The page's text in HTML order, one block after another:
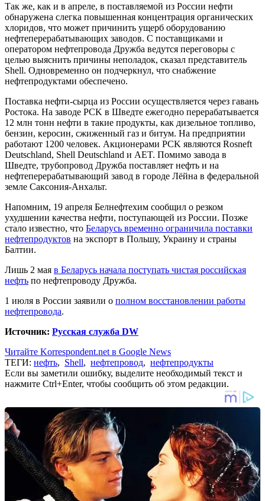
Так же, как и в апреле, в поставляемой из России нефти
обнаружена слегка повышенная концентрация органических
хлоридов, что может причинить ущерб оборудованию
нефтеперерабатывающих заводов. С поставщиками и
оператором нефтепровода Дружба ведутся переговоры с
целью выяснить причины неполадок, сказал представитель
Shell. Одновременно он подчеркнул, что снабжение
нефтепродуктами обеспечено.
Поставка нефти-сырца из России осуществляется через гавань
Ростока. На заводе PCK в Шведте ежегодно перерабатывается
12 млн тонн нефти в такие продукты, как дизельное топливо,
бензин, керосин, сжиженный газ и битум. На предприятии
работают 1200 человек. Акционерами PCK являются Rosneft
Deutschland, Shell Deutschland и AET. Помимо завода в
Шведте, трубопровод Дружба поставляет нефть и на
нефтеперерабатывающий завод в городе Лёйна в федеральной
земле Саксония-Анхальт.
Напомним, 19 апреля Белнефтехим сообщил о резком
ухудшении качества нефти, поступающей из России. Позже
стало известно, что Беларусь временно ограничила поставки
нефтепродуктов на экспорт в Польшу, Украину и страны
Балтии.
Лишь 2 мая в Беларусь начала поступать чистая российская
нефть по нефтепроводу Дружба.
1 июля в России заявили о полном восстановлении работы
нефтепровода.
Источник: Русская служба DW
Читайте Korrespondent.net в Google News
ТЕГИ: нефть, Shell, нефтепровод, нефтепродукты
Если вы заметили ошибку, выделите необходимый текст и
нажмите Ctrl+Enter, чтобы сообщить об этом редакции.